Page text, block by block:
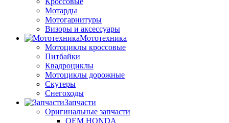
Мотарды
Мотогарнитуры
Визоры и аксессуары
Мототехника
Мотоциклы кроссовые
Питбайки
Квадроциклы
Мотоциклы дорожные
Скутеры
Снегоходы
Запчасти
Оригинальные запчасти
OEM HONDA